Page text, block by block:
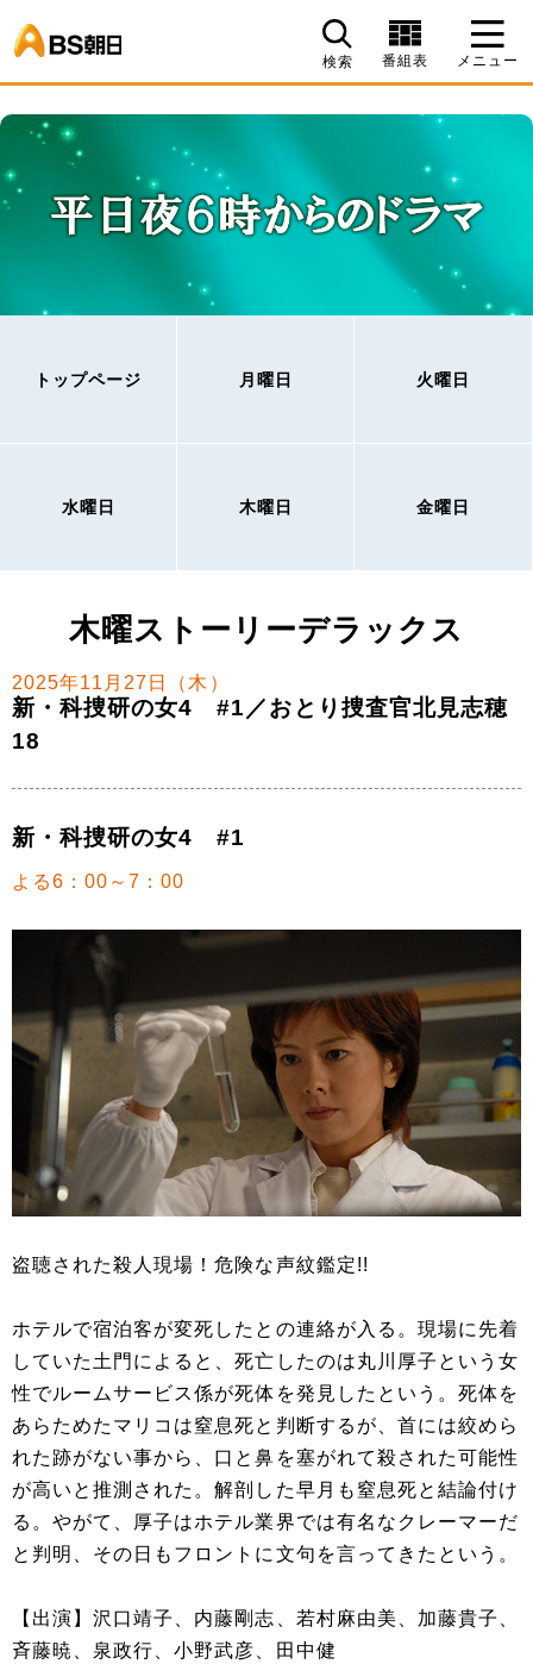
検索 番組表 メニュー
トップページ 月曜日 火曜日
水曜日 木曜日 金曜日
木曜ストーリーデラックス
2025年11月27日（木）
新・科捜研の女4 #1／おとり捜査官北見志穂
18
新・科捜研の女4 #1
よる6：00～7：00
盗聴された殺人現場！危険な声紋鑑定!!
ホテルで宿泊客が変死したとの連絡が入る。現場に先着
していた土門によると、死亡したのは丸川厚子という女
性でルームサービス係が死体を発見したという。死体を
あらためたマリコは窒息死と判断するが、首には絞めら
れた跡がない事から、口と鼻を塞がれて殺された可能性
が高いと推測された。解剖した早月も窒息死と結論付け
る。やがて、厚子はホテル業界では有名なクレーマーだ
と判明、その日もフロントに文句を言ってきたという。
【出演】沢口靖子、内藤剛志、若村麻由美、加藤貴子、
斉藤暁、泉政行、小野武彦、田中健